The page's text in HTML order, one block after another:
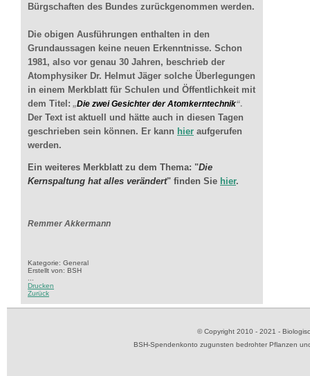
Bürgschaften des Bundes zurückgenommen werden.
Die obigen Ausführungen enthalten in den
Grundaussagen keine neuen Erkenntnisse. Schon
1981, also vor genau 30 Jahren, beschrieb der
Atomphysiker Dr. Helmut Jäger solche Überlegungen
in einem Merkblatt für Schulen und Öffentlichkeit mit
dem Titel: „Die zwei Gesichter der Atomkerntechnik“.
Der Text ist aktuell und hätte auch in diesen Tagen
geschrieben sein können. Er kann hier aufgerufen
werden.
Ein weiteres Merkblatt zu dem Thema: "Die
Kernspaltung hat alles verändert" finden Sie hier.
Remmer Akkermann
Kategorie: General
Erstellt von: BSH
Drucken
Zurück
© Copyright 2010 - 2021 -
BSH-Spendenkonto zugunsten bedrohter Pflanzen